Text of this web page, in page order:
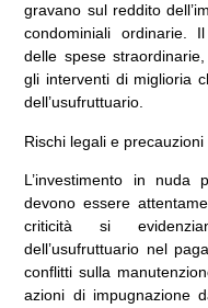
gravano sul reddito
condominiali ordinarie.
delle spese
gli interventi di miglioria
dell’usufruttuario.
Rischi legali e
L’investimento in
devono essere
criticità si
dell’usufruttuario nel
conflitti sulla
azioni di impugnazione